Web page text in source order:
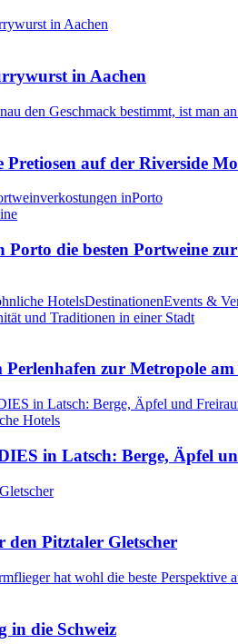
in Aachen
Pretiosen auf der Riverside
Porto die besten Portweine
HotelsDestinationenEvents &
Perlenhafen zur Metropole
Hotels
in Latsch: Berge, Äpfel
den Pitztaler Gletscher
in die Schweiz